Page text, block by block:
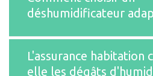
hygromètre
moisissures et d'acariens
déshumidificateur
L'assurance habitation
elle les dégâts